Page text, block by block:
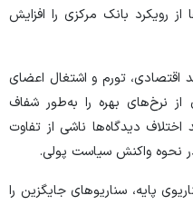
رویکرد بانک مرکزی را افزایش
تورم و اشتغال اعضای
از نرخ‌های بهره را به‌طور شفاف
دیدگاه‌ها ناشی از تفاوت
نحوه واکنش سیاست پولی.
پایه، سناریو‌های جایگزین را